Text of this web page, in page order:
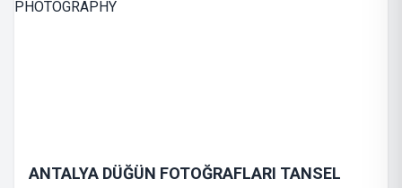
ANTALYA DÜĞÜN FOTOĞRAFLARI TANSEL